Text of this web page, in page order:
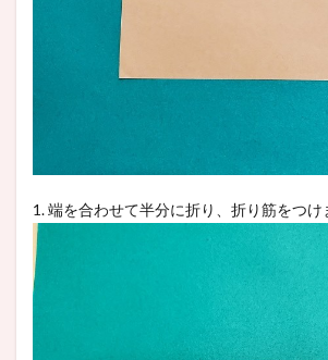
1. 端を合わせて半分に折り、折り筋をつけ